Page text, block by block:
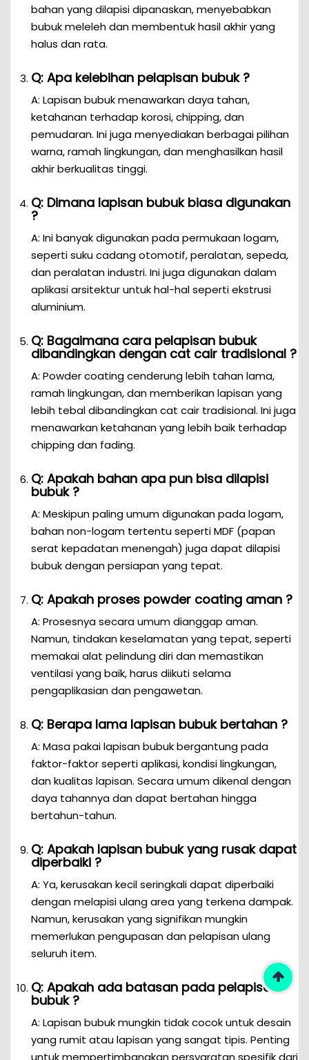
bahan yang dilapisi dipanaskan, menyebabkan
bubuk meleleh dan membentuk hasil akhir yang
halus dan rata.
Q: Apa kelebihan pelapisan bubuk ?
A: Lapisan bubuk menawarkan daya tahan,
ketahanan terhadap korosi, chipping, dan
pemudaran. Ini juga menyediakan berbagai pilihan
warna, ramah lingkungan, dan menghasilkan hasil
akhir berkualitas tinggi.
Q: Dimana lapisan bubuk biasa digunakan
?
A: Ini banyak digunakan pada permukaan logam,
seperti suku cadang otomotif, peralatan, sepeda,
dan peralatan industri. Ini juga digunakan dalam
aplikasi arsitektur untuk hal-hal seperti ekstrusi
aluminium.
Q: Bagaimana cara pelapisan bubuk
dibandingkan dengan cat cair tradisional ?
A: Powder coating cenderung lebih tahan lama,
ramah lingkungan, dan memberikan lapisan yang
lebih tebal dibandingkan cat cair tradisional. Ini juga
menawarkan ketahanan yang lebih baik terhadap
chipping dan fading.
Q: Apakah bahan apa pun bisa dilapisi
bubuk ?
A: Meskipun paling umum digunakan pada logam,
bahan non-logam tertentu seperti MDF (papan
serat kepadatan menengah) juga dapat dilapisi
bubuk dengan persiapan yang tepat.
Q: Apakah proses powder coating aman ?
A: Prosesnya secara umum dianggap aman.
Namun, tindakan keselamatan yang tepat, seperti
memakai alat pelindung diri dan memastikan
ventilasi yang baik, harus diikuti selama
pengaplikasian dan pengawetan.
Q: Berapa lama lapisan bubuk bertahan ?
A: Masa pakai lapisan bubuk bergantung pada
faktor-faktor seperti aplikasi, kondisi lingkungan,
dan kualitas lapisan. Secara umum dikenal dengan
daya tahannya dan dapat bertahan hingga
bertahun-tahun.
Q: Apakah lapisan bubuk yang rusak dapat
diperbaiki ?
A: Ya, kerusakan kecil seringkali dapat diperbaiki
dengan melapisi ulang area yang terkena dampak.
Namun, kerusakan yang signifikan mungkin
memerlukan pengupasan dan pelapisan ulang
seluruh item.
Q: Apakah ada batasan pada pelapisan
bubuk ?
A: Lapisan bubuk mungkin tidak cocok untuk desain
yang rumit atau lapisan yang sangat tipis. Penting
untuk mempertimbangkan persyaratan spesifik dari